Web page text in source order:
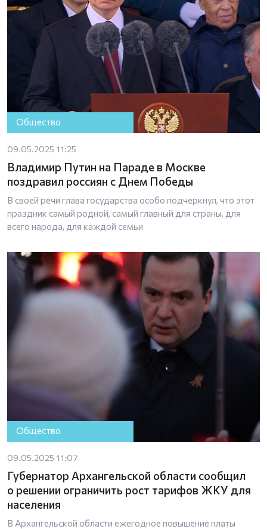
Общество
09.05.2025 11:25
Владимир Путин на Параде в Москве
поздравил россиян с Днем Победы
В своей речи глава государства особо подчеркнул, что этот
праздник самый родной, самый главный для страны, для
всего народа, для каждой семьи
Общество
09.05.2025 11:07
Губернатор Архангельской области сообщил
о решении ограничить рост тарифов ЖКУ для
населения
В Архангельской области ежегодное повышение платы